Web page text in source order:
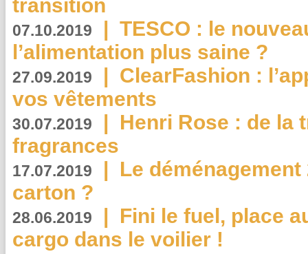
transition
07.10.2019 | TESCO : le
l’alimentation plus saine ?
27.09.2019 | ClearFashion :
vos vêtements
30.07.2019 | Henri Rose : de la
fragrances
17.07.2019 | Le
carton ?
28.06.2019 | Fini le fuel, place
cargo dans le voilier !